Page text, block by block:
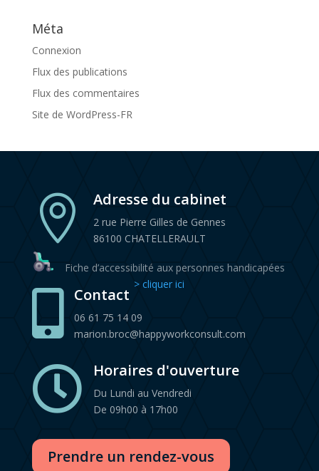
Méta
Connexion
Flux des publications
Flux des commentaires
Site de WordPress-FR
 Adresse du cabinet
2 rue Pierre Gilles de Gennes
86100 CHATELLERAULT
Fiche d’accessibilité aux personnes handicapées
> cliquer ici
 Contact
06 61 75 14 09
marion.broc@happyworkconsult.com
 Horaires d'ouverture
Du Lundi au Vendredi
De 09h00 à 17h00
Prendre un rendez-vous